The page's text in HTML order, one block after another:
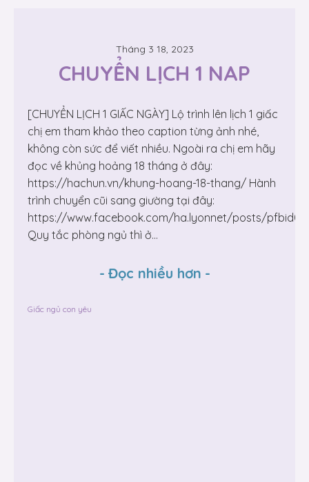
Tháng 3 18, 2023
CHUYỂN LỊCH 1 NAP
[CHUYỂN LỊCH 1 GIẤC NGÀY] Lộ trình lên lịch 1 giấc
chị em tham khảo theo caption từng ảnh nhé,
không còn sức để viết nhiều. Ngoài ra chị em hãy
đọc về khủng hoảng 18 tháng ở đây:
https://hachun.vn/khung-hoang-18-thang/ Hành
trình chuyển cũi sang giường tại đây:
https://www.facebook.com/ha.lyonnet/posts/
Quy tắc phòng ngủ thì ở...
- Đọc nhiều hơn -
Giấc ngủ con yêu